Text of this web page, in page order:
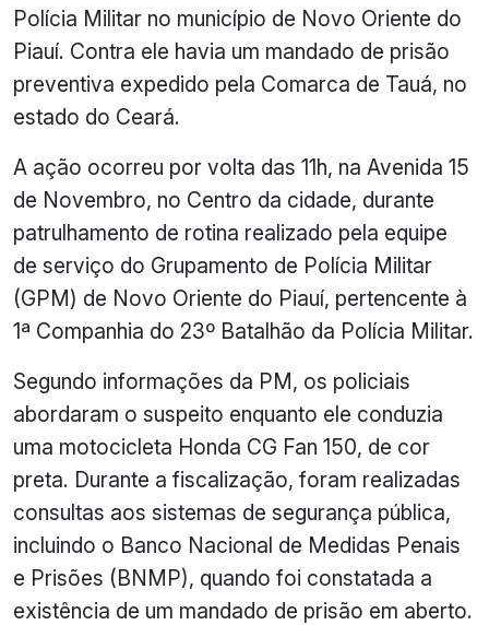
Polícia Militar no município de Novo Oriente do
Piauí. Contra ele havia um mandado de prisão
preventiva expedido pela Comarca de Tauá, no
estado do Ceará.
A ação ocorreu por volta das 11h, na Avenida 15
de Novembro, no Centro da cidade, durante
patrulhamento de rotina realizado pela equipe
de serviço do Grupamento de Polícia Militar
(GPM) de Novo Oriente do Piauí, pertencente à
1ª Companhia do 23º Batalhão da Polícia Militar.
Segundo informações da PM, os policiais
abordaram o suspeito enquanto ele conduzia
uma motocicleta Honda CG Fan 150, de cor
preta. Durante a fiscalização, foram realizadas
consultas aos sistemas de segurança pública,
incluindo o Banco Nacional de Medidas Penais
e Prisões (BNMP), quando foi constatada a
existência de um mandado de prisão em aberto.